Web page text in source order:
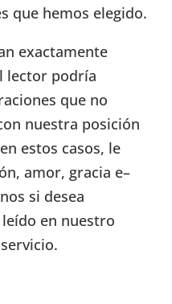
que hemos elegido.
exactamente
lector podría
que no
nuestra posición
estos casos, le
amor, gracia e–
si desea
en nuestro